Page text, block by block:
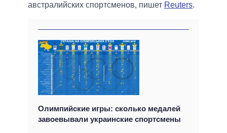
австралийских спортсменов, пишет Reuters.
Олимпийские игры: сколько медалей
завоевывали украинские спортсмены